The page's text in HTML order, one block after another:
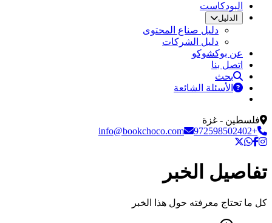
البودكاست
الدليل
دليل صناع المحتوى
دليل الشركات
عن بوكشوكو
اتصل بنا
بحث
الأسئلة الشائعة
فلسطين - غزة
+972598502402
info@bookchoco.com
تفاصيل الخبر
كل ما تحتاج معرفته حول هذا الخبر